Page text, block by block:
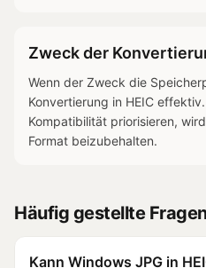
Zweck der
Wenn der Zweck die
Konvertierung in HEIC
Kompatibilität priorisieren,
Format beizubehalten.
Häufig gestellte
Kann Windows JPG in